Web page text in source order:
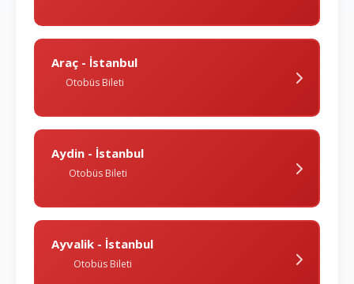
Araç - İstanbul
Otobüs Bileti
Aydin - İstanbul
Otobüs Bileti
Ayvalik - İstanbul
Otobüs Bileti